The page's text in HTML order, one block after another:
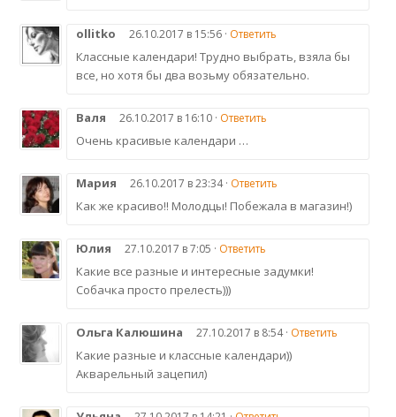
ollitko 26.10.2017 в 15:56 · Ответить
Классные календари! Трудно выбрать, взяла бы
все, но хотя бы два возьму обязательно.
Валя 26.10.2017 в 16:10 · Ответить
Очень красивые календари …
Мария 26.10.2017 в 23:34 · Ответить
Как же красиво!! Молодцы! Побежала в магазин!)
Юлия 27.10.2017 в 7:05 · Ответить
Какие все разные и интересные задумки!
Собачка просто прелесть)))
Ольга Калюшина 27.10.2017 в 8:54 · Ответить
Какие разные и классные календари))
Акварельный зацепил)